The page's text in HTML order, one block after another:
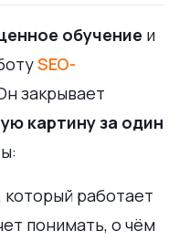
обучение и
SEO-
закрывает
картину за один
который работает
понимать, о чём